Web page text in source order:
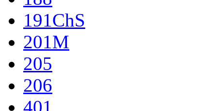
191ChS
201M
205
206
401